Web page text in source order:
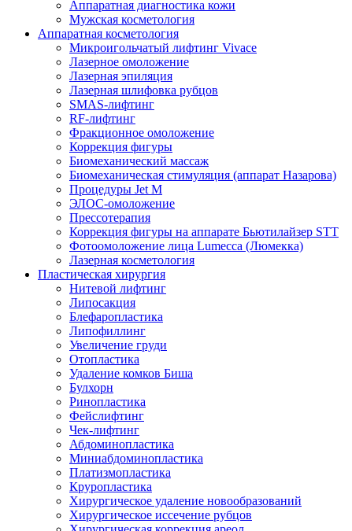
Аппаратная диагностика кожи
Мужская косметология
Аппаратная косметология
Микроигольчатый лифтинг Vivace
Лазерное омоложение
Лазерная эпиляция
Лазерная шлифовка рубцов
SMAS-лифтинг
RF-лифтинг
Фракционное омоложение
Коррекция фигуры
Биомеханический массаж
Биомеханическая стимуляция (аппарат Назарова)
Процедуры Jet M
ЭЛОС-омоложение
Прессотерапия
Коррекция фигуры на аппарате Бьютилайзер STT
Фотоомоложение лица Lumecca (Люмекка)
Лазерная косметология
Пластическая хирургия
Нитевой лифтинг
Липосакция
Блефаропластика
Липофиллинг
Увеличение груди
Отопластика
Удаление комков Биша
Булхорн
Ринопластика
Фейслифтинг
Чек-лифтинг
Абдоминопластика
Миниабдоминопластика
Платизмопластика
Круропластика
Хирургическое удаление новообразований
Хирургическое иссечение рубцов